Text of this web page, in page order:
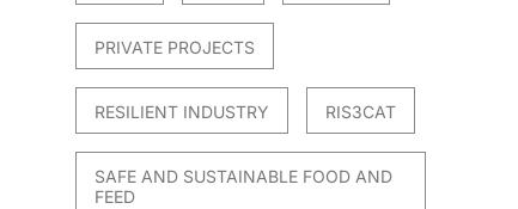
PRIVATE PROJECTS
RESILIENT INDUSTRY RIS3CAT
SAFE AND SUSTAINABLE FOOD AND
FEED